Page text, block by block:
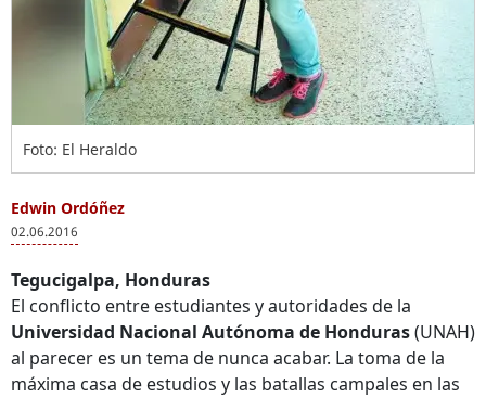
Foto: El Heraldo
Edwin Ordóñez
02.06.2016
Tegucigalpa, Honduras
El conflicto entre estudiantes y autoridades de la
Universidad Nacional Autónoma de Honduras(UNAH)
al parecer es un tema de nunca acabar. La toma de la
máxima casa de estudios y las batallas campales en las